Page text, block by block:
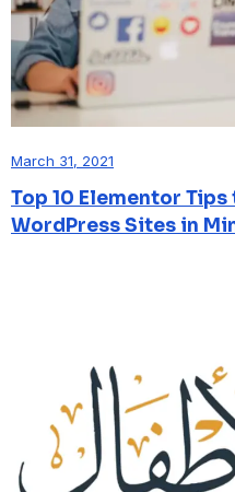
March 31, 2021
Top 10 Elementor
WordPress Sites in